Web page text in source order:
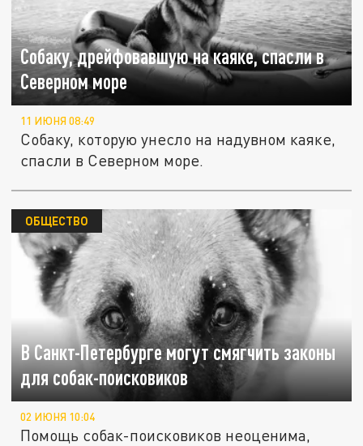
Собаку, дрейфовавшую на каяке, спасли в
Северном море
11 ИЮНЯ 08:49
Собаку, которую унесло на надувном каяке,
спасли в Северном море.
В Санкт-Петербурге могут смягчить законы
для собак-поисковиков
ОБЩЕСТВО
02 ИЮНЯ 10:04
Помощь собак-поисковиков неоценима,